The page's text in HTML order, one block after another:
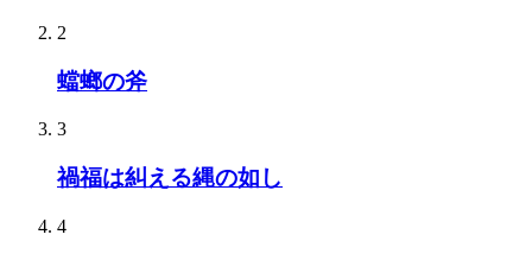
2
蟷螂の斧
3
禍福は糾える縄の如し
4